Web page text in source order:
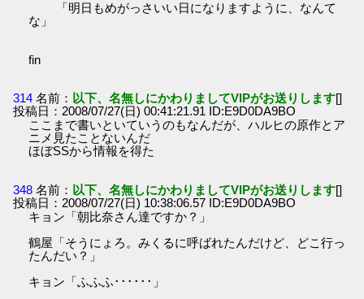
「明日もめがっさいい日になりますように、なんて
な」
fin
314 名前： 以下、名無しにかわりましてVIPがお送りします[]
投稿日：2008/07/27(日) 00:41:21.91 ID:E9D0DA9BO
ここまで書いといていうのもなんだが、ハルヒの原作とア
ニメ見たことないんだ
ほぼSSから情報を得た
348 名前： 以下、名無しにかわりましてVIPがお送りします[]
投稿日：2008/07/27(日) 10:38:06.57 ID:E9D0DA9BO
キョン「朝比奈さん達ですか？」
鶴屋「そうにょろ。みくるに呼ばれたんだけど、どこ行っ
たんだい？」
キョン「ふふふ･･････」